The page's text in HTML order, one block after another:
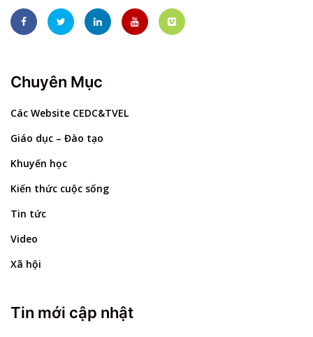
Chuyên Mục
Các Website CEDC&TVEL
Giáo dục – Đào tạo
Khuyến học
Kiến thức cuộc sống
Tin tức
Video
Xã hội
Tin mới cập nhật